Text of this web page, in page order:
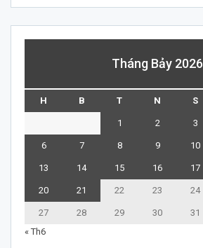
Tháng Bảy 2026
H B T N S
1 2 3
6 7 8 9 10
13 14 15 16 17
20 21 22 23 24
27 28 29 30
31
« Th6